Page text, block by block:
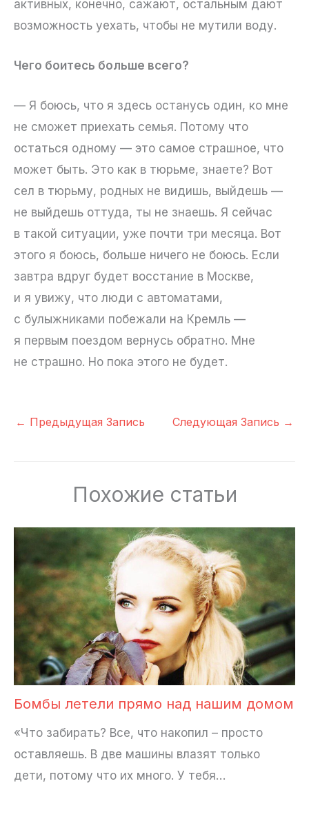
активных, конечно, сажают, остальным дают
возможность уехать, чтобы не мутили воду.
Чего боитесь больше всего?
— Я боюсь, что я здесь останусь один, ко мне
не сможет приехать семья. Потому что
остаться одному — это самое страшное, что
может быть. Это как в тюрьме, знаете? Вот
сел в тюрьму, родных не видишь, выйдешь —
не выйдешь оттуда, ты не знаешь. Я сейчас
в такой ситуации, уже почти три месяца. Вот
этого я боюсь, больше ничего не боюсь. Если
завтра вдруг будет восстание в Москве,
и я увижу, что люди с автоматами,
с булыжниками побежали на Кремль —
я первым поездом вернусь обратно. Мне
не страшно. Но пока этого не будет.
← Предыдущая Запись Следующая Запись →
Похожие статьи
Бомбы летели прямо над нашим домом
«Что забирать? Все, что накопил – просто
оставляешь. В две машины влазят только
дети, потому что их много. У тебя…